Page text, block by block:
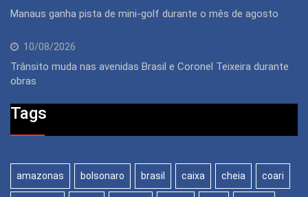
Manaus ganha pista de mini-golf durante o mês de agosto
10/08/2026
Trânsito muda nas avenidas Brasil e Coronel Teixeira durante
obras
Tags
amazonas bolsonaro brasil caixa cheia coari